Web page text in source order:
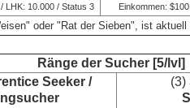
LHK: 10.000 / Status 3
Einkommen:
oder "Rat der Sieben", ist
Ränge der Sucher [5/lvl]
Seeker /
(3)